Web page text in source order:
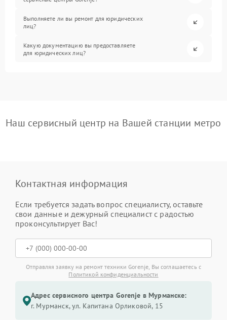
Выполняете ли вы ремонт для юридических
лиц?
Какую документацию вы предоставляете
для юридических лиц?
Наш сервисный центр на Вашей станции метро
Контактная информация
Если требуется задать вопрос специалисту, оставьте
свои данные и дежурный специалист с радостью
проконсультирует Вас!
Отправляя заявку на ремонт техники Gorenje, Вы соглашаетесь с
Политикой конфиденциальности
Адрес сервисного центра Gorenje в Мурманске:
г. Мурманск, ул. Капитана Орликовой, 15